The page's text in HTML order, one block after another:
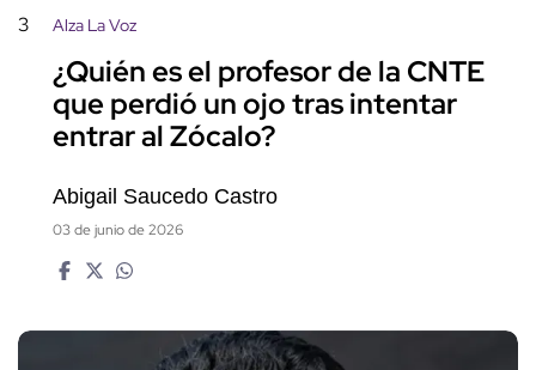
3 Alza La Voz
¿Quién es el profesor de la CNTE
que perdió un ojo tras intentar
entrar al Zócalo?
Abigail Saucedo Castro
03 de junio de 2026